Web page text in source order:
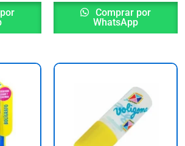
Comprar por
WhatsApp